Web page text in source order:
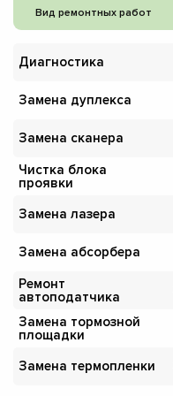
Вид ремонтных работ
Диагностика
Замена дуплекса
Замена сканера
Чистка блока
проявки
Замена лазера
Замена абсорбера
Ремонт
автоподатчика
Замена тормозной
площадки
Замена термопленки